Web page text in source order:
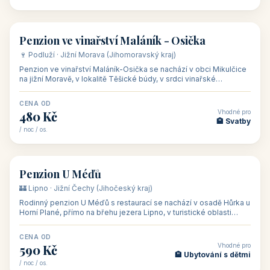
🏡 penzion
Penzion ve vinařství Maláník - Osička
🍷 Podluží · Jižní Morava (Jihomoravský kraj)
Penzion ve vinařství Maláník-Osička se nachází v obci Mikulčice
na jižní Moravě, v lokalitě Těšické búdy, v srdci vinařské
CENA OD
480 Kč
/ noc / os.
Vhodné pro
🏨 Svatby
🏡 penzion
Penzion U Méďů
🏰 Lipno · Jižní Čechy (Jihočeský kraj)
Rodinný penzion U Méďů s restaurací se nachází v osadě Hůrka u
Horní Plané, přímo na břehu jezera Lipno, v turistické oblasti
CENA OD
590 Kč
/ noc / os.
Vhodné pro
🏨 Ubytování s dětmi